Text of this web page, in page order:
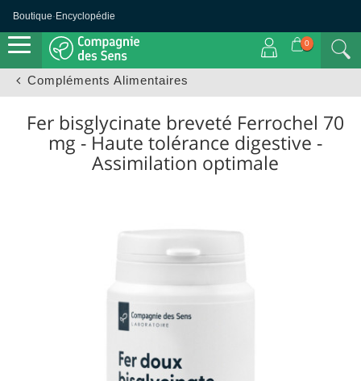
Boutique· Encyclopédie
0
Compléments Alimentaires
Fer bisglycinate breveté Ferrochel 70
mg - Haute tolérance digestive -
Assimilation optimale